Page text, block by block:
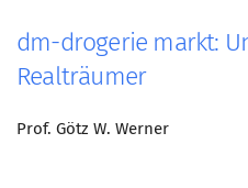
dm-drogerie markt:
Realträumer
Prof. Götz W. Werner